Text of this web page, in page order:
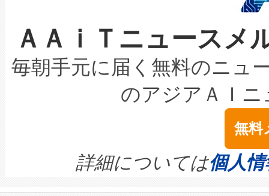
取得できる可能性もあります
設には、3億～4億ドルかか
最高経営責任者（CEO）であ
す。「当社のfully-connected
ームを利用すれば、6,000万
きます。この効率性は、フェ
限を超えて利用可能な電力容
持できるよう貢献します。こ
ービスレベル契約（SLA）違
テリー性能の劣化によるダウ
念は、現在データセンターが
ます。 Voltaiq provides a
quality and reliability for AI
BESS stack to ensure battery
なレーザースポットにより、
な環境下でも豊かなディテー
キロメートル範囲を検出
LiDAR for Inspections,
は1535 nmレーザーを搭載。
イズの小径化を実現すること
す。ノーマルモードでは、
ートル先まで検出でき、これ
ＡＡｉＴニュース
毎朝手元に届く無料のニュ
のアジアＡＩ
無料
詳細については個人